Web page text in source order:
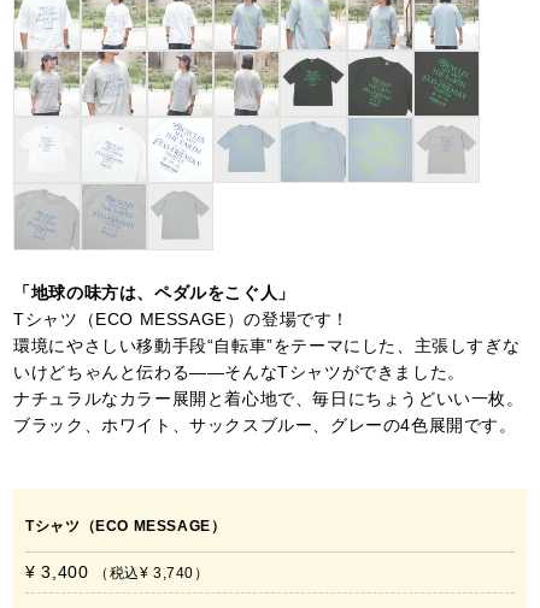
「地球の味方は、ペダルをこぐ人」
Tシャツ（ECO MESSAGE）の登場です！
環境にやさしい移動手段“自転車”をテーマにした、主張しすぎな
いけどちゃんと伝わる——そんなTシャツができました。
ナチュラルなカラー展開と着心地で、毎日にちょうどいい一枚。
ブラック、ホワイト、サックスブルー、グレーの4色展開です。
Tシャツ（ECO MESSAGE）
¥ 3,400 税込¥ 3,740